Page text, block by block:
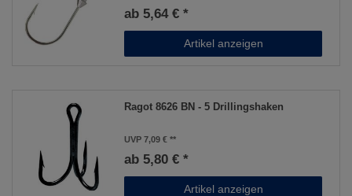
ab 5,64 € *
Artikel anzeigen
Ragot 8626 BN - 5 Drillingshaken
UVP 7,09 €
ab 5,80 € *
Artikel anzeigen